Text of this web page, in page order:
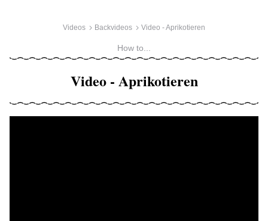
Videos Backvideos Video - Aprikotieren
How to...
Video - Aprikotieren